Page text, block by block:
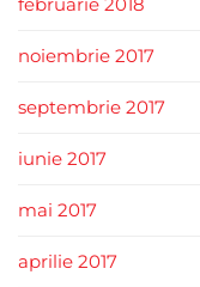
noiembrie 2017
septembrie 2017
iunie 2017
mai 2017
aprilie 2017